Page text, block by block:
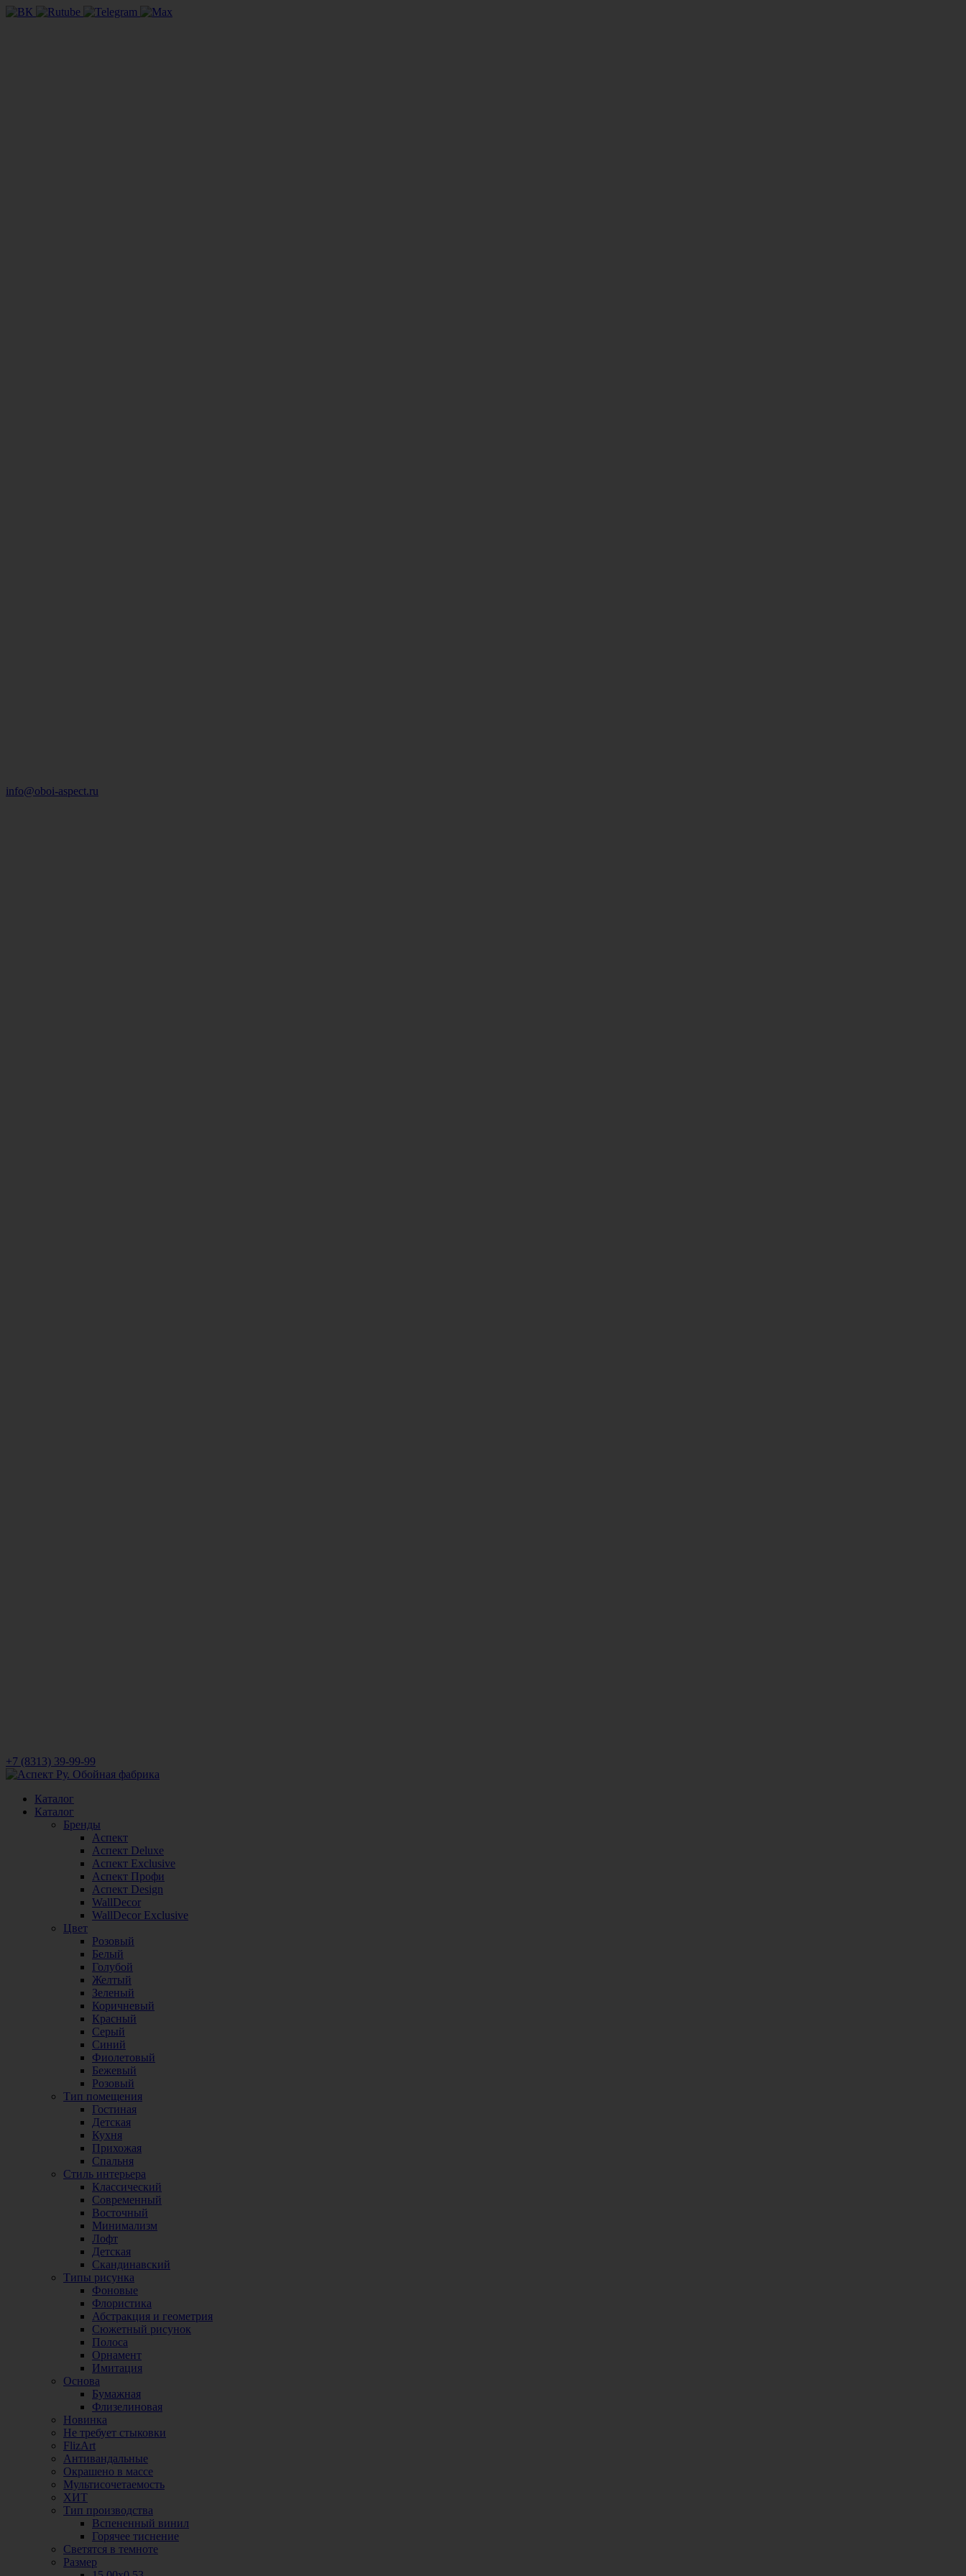
info@oboi-aspect.ru
+7 (8313) 39-99-99
Каталог
Каталог
Бренды
Аспект
Аспект Deluxe
Аспект Exclusive
Аспект Профи
Аспект Design
WallDecor
WallDecor Exclusive
Цвет
Розовый
Белый
Голубой
Желтый
Зеленый
Коричневый
Красный
Серый
Синий
Фиолетовый
Бежевый
Розовый
Тип помещения
Гостиная
Детская
Кухня
Прихожая
Спальня
Стиль интерьера
Классический
Современный
Восточный
Минимализм
Лофт
Детская
Скандинавский
Типы рисунка
Фоновые
Флористика
Абстракция и геометрия
Сюжетный рисунок
Полоса
Орнамент
Имитация
Основа
Бумажная
Флизелиновая
Новинка
Не требует стыковки
FlizArt
Антивандальные
Окрашено в массе
Мультисочетаемость
ХИТ
Тип производства
Вспененный винил
Горячее тиснение
Светятся в темноте
Размер